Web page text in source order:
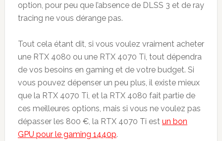
option, pour peu que l’absence de DLSS 3 et de ray
tracing ne vous dérange pas.
Tout cela étant dit, si vous voulez vraiment acheter
une RTX 4080 ou une RTX 4070 Ti, tout dépendra
de vos besoins en gaming et de votre budget. Si
vous pouvez dépenser un peu plus, il existe mieux
que la RTX 4070 Ti, et la RTX 4080 fait partie de
ces meilleures options, mais si vous ne voulez pas
dépasser les 800 €, la RTX 4070 Ti est un bon
GPU pour le gaming 1440p.